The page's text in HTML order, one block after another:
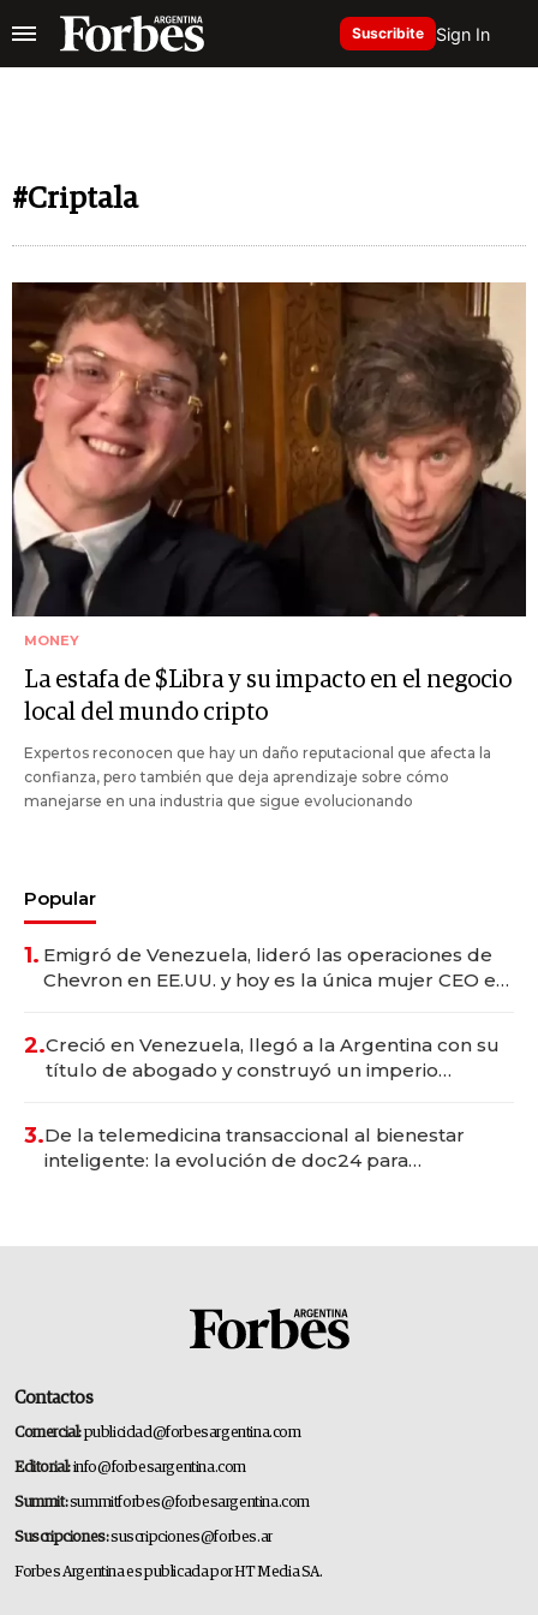
Suscribite Sign In
#Criptala
MONEY
La estafa de $Libra y su impacto en el negocio
local del mundo cripto
Expertos reconocen que hay un daño reputacional que afecta la
confianza, pero también que deja aprendizaje sobre cómo
manejarse en una industria que sigue evolucionando
Popular
1. Emigró de Venezuela, lideró las operaciones de
Chevron en EE.UU. y hoy es la única mujer CEO en
2.Creció en Venezuela, llegó a la Argentina con su
título de abogado y construyó un imperio
3.De la telemedicina transaccional al bienestar
inteligente: la evolución de doc24 para
Contactos
Comercial:publicidad@forbesargentina.com
Editorial:info@forbesargentina.com
Summit:summitforbes@forbesargentina.com
Suscripciones:suscripciones@forbes.ar
Forbes Argentina es publicada por HT Media SA.